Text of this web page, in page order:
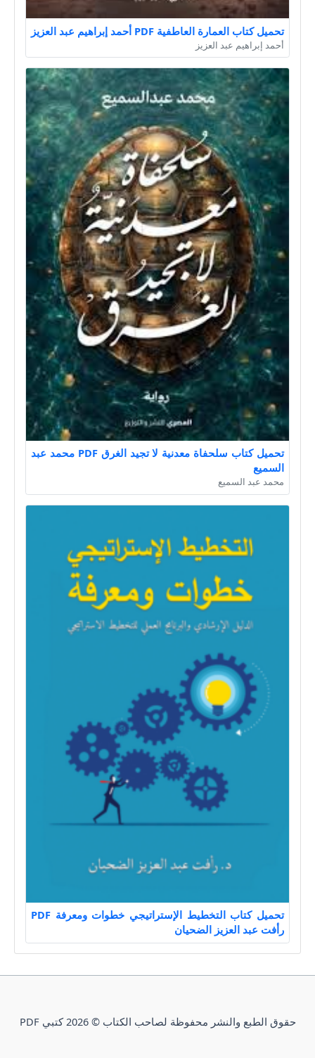
تحميل كتاب العمارة العاطفية PDF أحمد إبراهيم عبد العزيز
أحمد إبراهيم عبد العزيز
تحميل كتاب سلحفاة معدنية لا تجيد الغرق PDF محمد عبد
السميع
محمد عبد السميع
تحميل كتاب التخطيط الإستراتيجي خطوات ومعرفة PDF
رأفت عبد العزيز الضحيان
حقوق الطبع والنشر محفوظة لصاحب الكتاب © 2026 كتبي PDF